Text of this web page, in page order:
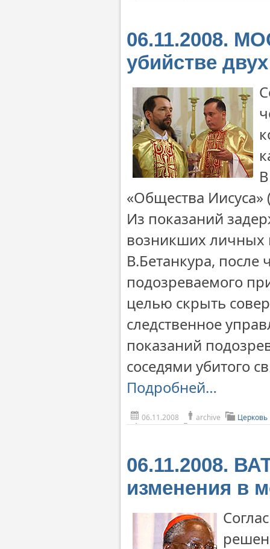
06.11.2008.
убийстве
«Общества Иисуса»
Из показаний
возникших личных
В.Бетанкура, после
подозреваемого
целью скрыть
следственное
показаний
соседями убитого
Подробней…
06.11.2008 archive
06.11.2008.
изменения в